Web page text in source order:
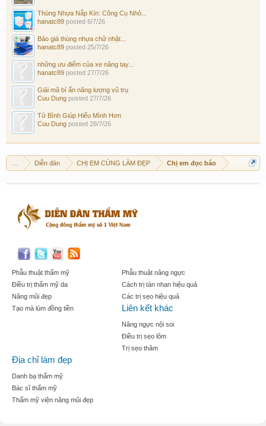
Thùng Nhựa Nắp Kín: Công Cụ Nhỏ...
hanatc89 posted 6/7/26
Báo giá thùng nhựa chữ nhật...
hanatc89 posted 25/7/26
những ưu điểm của xe nâng tay...
hanatc89 posted 27/7/26
Giải mã bí ẩn năng lượng vũ trụ
Cuu Dung posted 27/7/26
Tử Bình Giúp Hiểu Mình Hơn
Cuu Dung posted 28/7/26
Diễn đàn CHỊ EM CÙNG LÀM ĐẸP Chị em đọc báo
Phẫu thuật thẩm mỹ
Điều trị thẩm mỹ da
Nâng mũi đẹp
Tạo mà lúm đồng tiền
Phẫu thuật nâng ngực
Cách trị tàn nhan hiệu quả
Các trị sẹo hiệu quả
Liên kết khác
Nâng ngực nội soi
Điều trị sẹo lõm
Trị sẹo thâm
Địa chỉ làm đẹp
Danh bạ thẩm mỹ
Bác sĩ thẩm mỹ
Thẩm mỹ viện nâng mũi đẹp